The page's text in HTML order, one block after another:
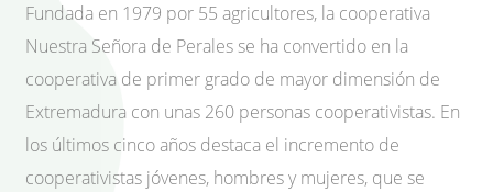
Fundada en 1979 por 55 agricultores, la cooperativa
Nuestra Señora de Perales se ha convertido en la
cooperativa de primer grado de mayor dimensión de
Extremadura con unas 260 personas cooperativistas. En
los últimos cinco años destaca el incremento de
cooperativistas jóvenes, hombres y mujeres, que se